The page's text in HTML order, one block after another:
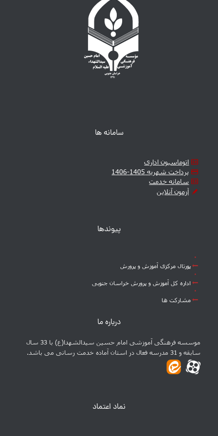
سامانه ها
اتوماسیون اداری
پرداخت شهریه 1405-1406
سامانه خدمت
آزمون آنلاین
پیوندها
پورتال مرکزی آموزش و پرورش
اداره کل آموزش و پرورش خراسان جنوبی
مشارکت ها
درباره ما
موسسه فرهنگی آموزشی امام حسین سیدالشهدا(ع) با 33 سال
سابقه و 31 مدرسه فعال در استان آماده خدمت رسانی می باشد.
نماد اعتماد